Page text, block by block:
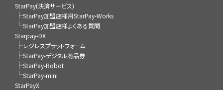
StarPay(決済サービス)
├StarPay加盟店様用StarPay-Works
└StarPay加盟店様よくある質問
Starpay-DX
├レジレスプラットフォーム
├StarPay-デジタル商品券
├StarPay-Robot
└StarPay-mini
StarPayX